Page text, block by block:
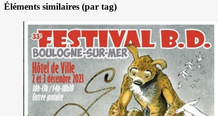
Éléments similaires (par tag)